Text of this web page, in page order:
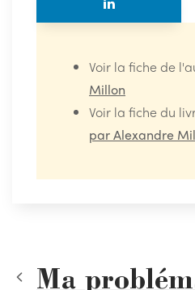
Voir la fiche de
Millon
Voir la fiche du
par Alexandre
Ma